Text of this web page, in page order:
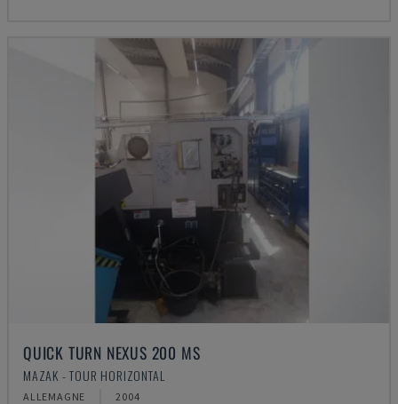
QUICK TURN NEXUS 200 MS
MAZAK - TOUR HORIZONTAL
ALLEMAGNE 2004